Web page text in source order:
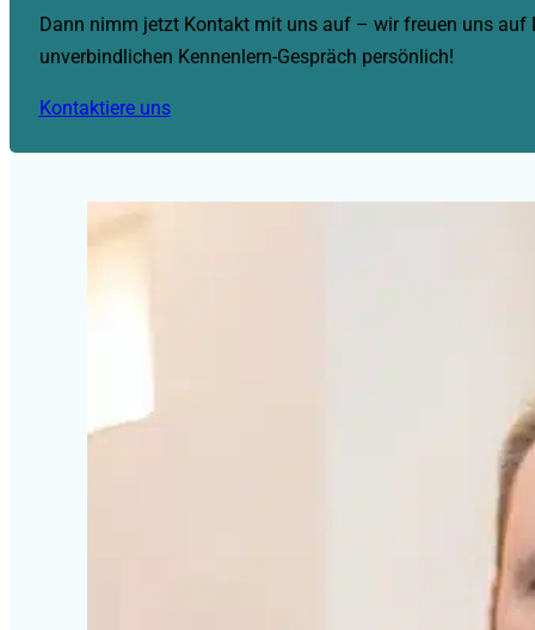
Dann nimm jetzt Kontakt mit uns auf – wir freuen uns auf
unverbindlichen Kennenlern-Gespräch persönlich!
Kontaktiere uns